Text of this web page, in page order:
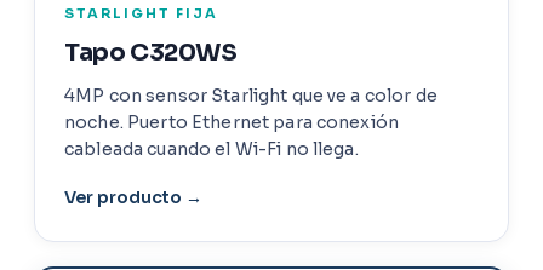
STARLIGHT FIJA
Tapo C320WS
4MP con sensor Starlight que ve a color de
noche. Puerto Ethernet para conexión
cableada cuando el Wi-Fi no llega.
Ver producto →